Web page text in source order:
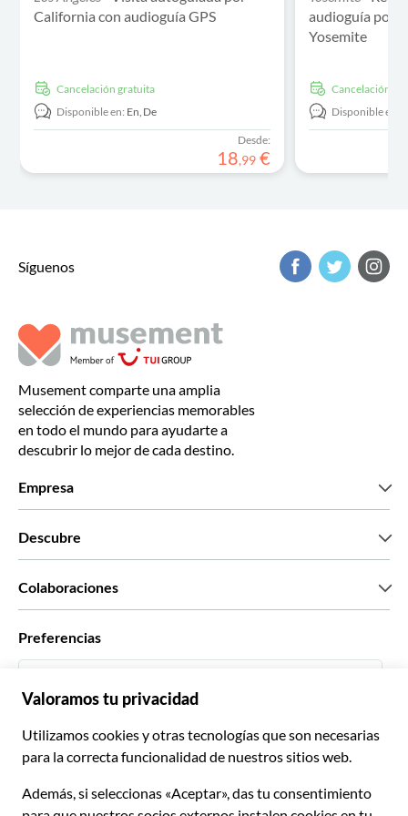
California con audioguía GPS
cancelación gratuita
Disponible en: En,De
Desde:
18,99 €
audioguía por
Yosemite
cancelación
Disponible en:
Síguenos
Musement comparte una amplia
selección de experiencias memorables
en todo el mundo para ayudarte a
descubrir lo mejor de cada destino.
Empresa
Descubre
Colaboraciones
Agencias de viajes
Become a Distribution Partner
Preferencias
Español
Italiano
Français
Español
€ Euro
€ Euro